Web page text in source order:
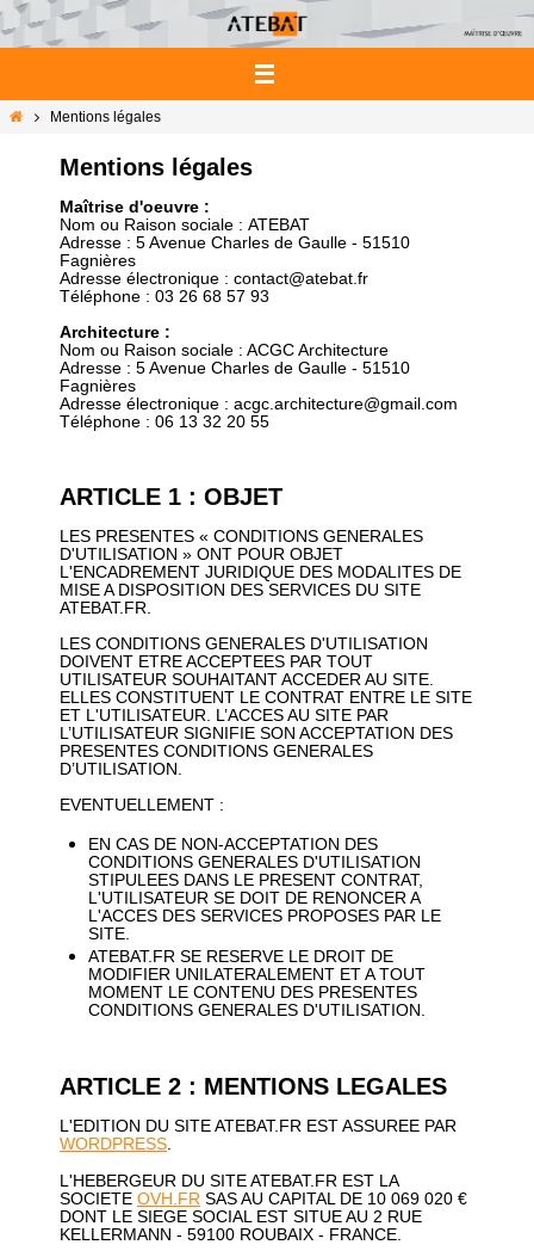
Passer
vers
le
HomeMentions légales
Mentions légales
Maîtrise d'oeuvre :
Nom ou Raison sociale : ATEBAT
Adresse : 5 Avenue Charles de Gaulle - 51510
Fagnières
Adresse électronique : contact@atebat.fr
Téléphone : 03 26 68 57 93
Architecture :
Nom ou Raison sociale : ACGC Architecture
Adresse : 5 Avenue Charles de Gaulle - 51510
Fagnières
Adresse électronique : acgc.architecture@gmail.com
Téléphone : 06 13 32 20 55
ARTICLE 1 : OBJET
LES PRESENTES « CONDITIONS GENERALES
D'UTILISATION » ONT POUR OBJET
L'ENCADREMENT JURIDIQUE DES MODALITES DE
MISE A DISPOSITION DES SERVICES DU SITE
ATEBAT.FR.
LES CONDITIONS GENERALES D'UTILISATION
DOIVENT ETRE ACCEPTEES PAR TOUT
UTILISATEUR SOUHAITANT ACCEDER AU SITE.
ELLES CONSTITUENT LE CONTRAT ENTRE LE SITE
ET L'UTILISATEUR. L’ACCES AU SITE PAR
L’UTILISATEUR SIGNIFIE SON ACCEPTATION DES
PRESENTES CONDITIONS GENERALES
D’UTILISATION.
EVENTUELLEMENT :
EN CAS DE NON-ACCEPTATION DES
CONDITIONS GENERALES D'UTILISATION
STIPULEES DANS LE PRESENT CONTRAT,
L'UTILISATEUR SE DOIT DE RENONCER A
L'ACCES DES SERVICES PROPOSES PAR LE
SITE.
ATEBAT.FR SE RESERVE LE DROIT DE
MODIFIER UNILATERALEMENT ET A TOUT
MOMENT LE CONTENU DES PRESENTES
CONDITIONS GENERALES D'UTILISATION.
ARTICLE 2 : MENTIONS LEGALES
L'EDITION DU SITE ATEBAT.FR EST ASSUREE PAR
WORDPRESS.
L'HEBERGEUR DU SITE ATEBAT.FR EST LA
SOCIETE OVH.FR SAS AU CAPITAL DE 10 069 020 €
DONT LE SIEGE SOCIAL EST SITUE AU 2 RUE
KELLERMANN - 59100 ROUBAIX - FRANCE.